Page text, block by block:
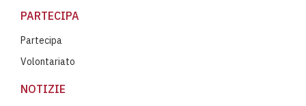
PARTECIPA
Partecipa
Volontariato
NOTIZIE